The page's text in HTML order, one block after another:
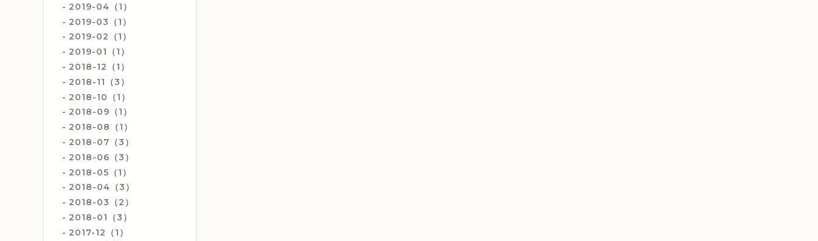
2019-04（1）
2019-03（1）
2019-02（1）
2019-01（1）
2018-12（1）
2018-11（3）
2018-10（1）
2018-09（1）
2018-08（1）
2018-07（3）
2018-06（3）
2018-05（1）
2018-04（3）
2018-03（2）
2018-01（3）
2017-12（1）